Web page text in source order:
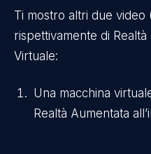
Ti mostro altri due video
rispettivamente di
Virtuale:
Una macchina
Realtà Aumentata